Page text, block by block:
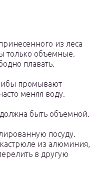
из леса
только объемные.
плавать.
промывают
меняя воду.
быть объемной.
посуду.
из алюминия,
в другую